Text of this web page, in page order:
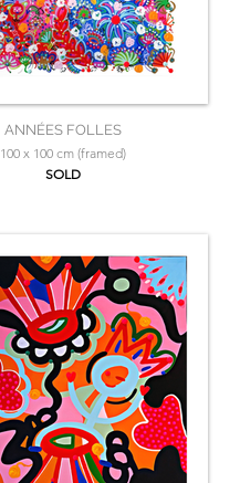
ANNÉES FOLLES
100 x 100 cm (framed)
SOLD